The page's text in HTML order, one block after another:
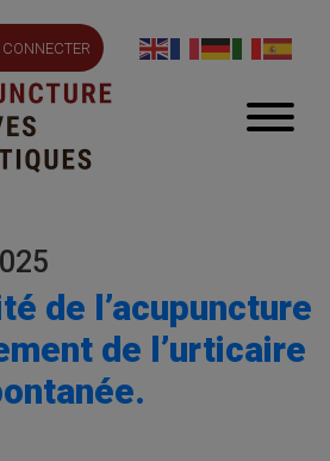
CONNECTER
de l’acupuncture
de l’urticaire